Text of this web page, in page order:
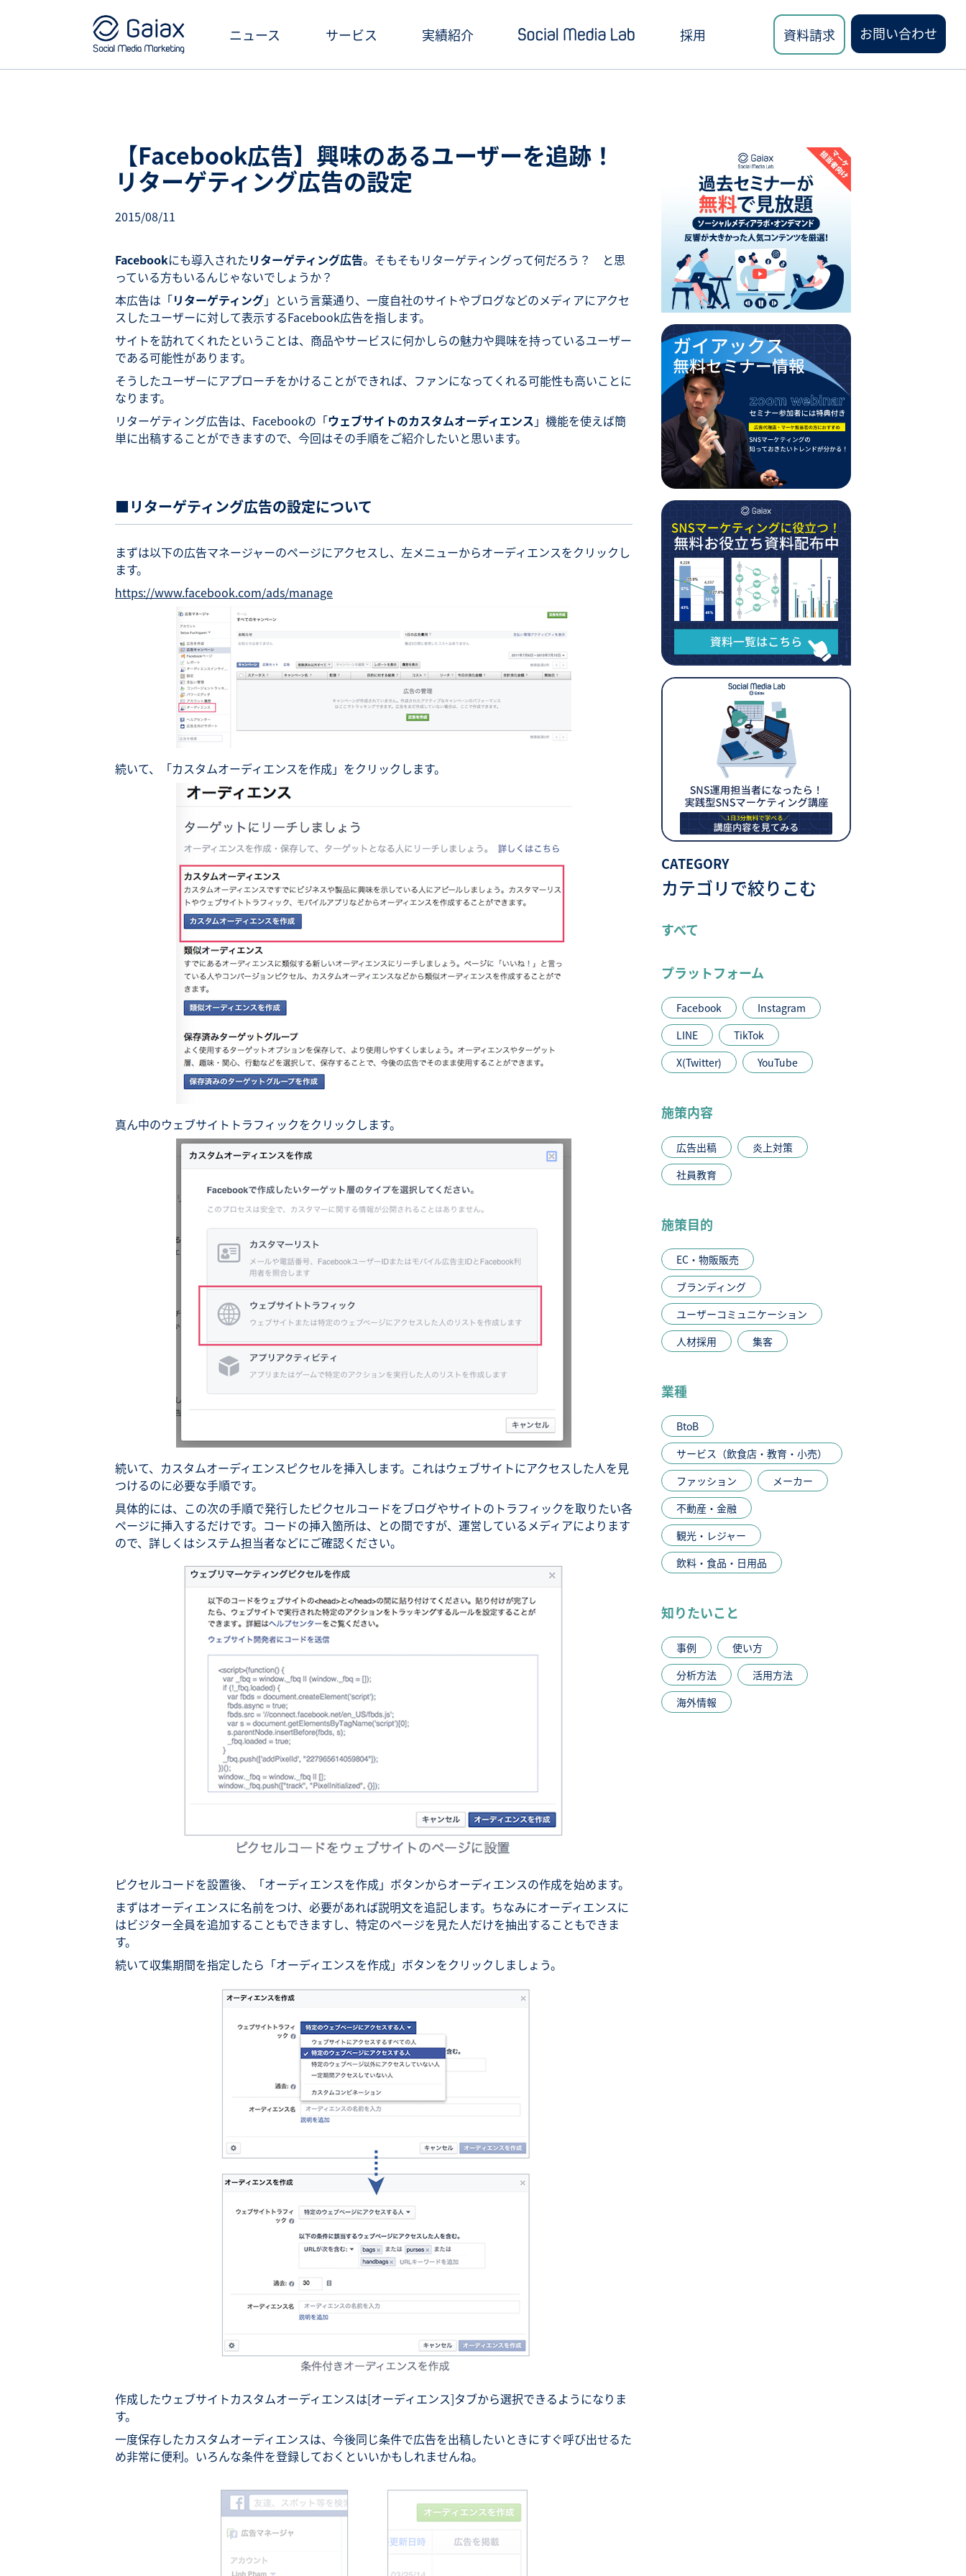
ニュース サービス
クリエイティブ制作・撮影
SNS投稿キャンペーン
SNS広告運用
SNS勉強会・eラーニング
実績紹介
お役立ち資料ダウンロード
採用 資料請求 お問い合わせ
【Facebook広告】興味のあるユーザーを追跡！
リターゲティング広告の設定
2015/08/11
Facebookにも導入されたリターゲティング広告。そもそもリターゲティングって何だろう？ と思
っている方もいるんじゃないでしょうか？
本広告は「リターゲティング」という言葉通り、一度自社のサイトやブログなどのメディアにアクセ
スしたユーザーに対して表示するFacebook広告を指します。
サイトを訪れてくれたということは、商品やサービスに何かしらの魅力や興味を持っているユーザー
である可能性があります。
そうしたユーザーにアプローチをかけることができれば、ファンになってくれる可能性も高いことに
なります。
リターゲティング広告は、Facebookの「ウェブサイトのカスタムオーディエンス 」機能を使えば簡
単に出稿することができますので、今回はその手順をご紹介したいと思います。
■リターゲティング広告の設定について
まずは以下の広告マネージャーのページにアクセスし、左メニューからオーディエンスをクリックし
ます。
https://www.facebook.com/ads/manage
続いて、「カスタムオーディエンスを作成」をクリックします。
真ん中のウェブサイトトラフィックをクリックします。
続いて、カスタムオーディエンスピクセルを挿入します。これはウェブサイトにアクセスした人を見
つけるのに必要な手順です。
具体的には、この次の手順で発行したピクセルコードをブログやサイトのトラフィックを取りたい各
ページに挿入するだけです。コードの挿入箇所は、との間ですが、運営しているメディアによります
ので、詳しくはシステム担当者などにご確認ください。
ピクセルコードを設置後、「オーディエンスを作成」ボタンからオーディエンスの作成を始めます。
まずはオーディエンスに名前をつけ、必要があれば説明文を追記します。ちなみにオーディエンスに
はビジター全員を追加することもできますし、特定のページを見た人だけを抽出することもできま
す。
続いて収集期間を指定したら「オーディエンスを作成」ボタンをクリックしましょう。
作成したウェブサイトカスタムオーディエンスは[オーディエンス]タブから選択できるようになりま
す。
一度保存したカスタムオーディエンスは、今後同じ条件で広告を出稿したいときにすぐ呼び出せるた
め非常に便利。いろんな条件を登録しておくといいかもしれませんね。
CATEGORY
カテゴリで絞りこむ
すべて
プラットフォーム
Facebook
Instagram
LINE
TikTok
X(Twitter)
YouTube
施策内容
広告出稿
炎上対策
社員教育
施策目的
EC・物販販売
ブランディング
ユーザーコミュニケーション
人材採用
集客
業種
BtoB
サービス（飲食店・教育・小売）
ファッション
メーカー
不動産・金融
観光・レジャー
飲料・食品・日用品
知りたいこと
事例
使い方
分析方法
活用方法
海外情報